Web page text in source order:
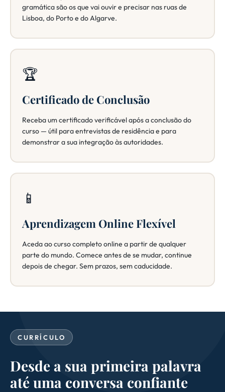
gramática são os que vai ouvir e precisar nas ruas de
Lisboa, do Porto e do Algarve.
🏆
Certificado de Conclusão
Receba um certificado verificável após a conclusão do
curso — útil para entrevistas de residência e para
demonstrar a sua integração às autoridades.
📱
Aprendizagem Online Flexível
Aceda ao curso completo online a partir de qualquer
parte do mundo. Comece antes de se mudar, continue
depois de chegar. Sem prazos, sem caducidade.
CURRÍCULO
Desde a sua primeira palavra
até uma conversa confiante